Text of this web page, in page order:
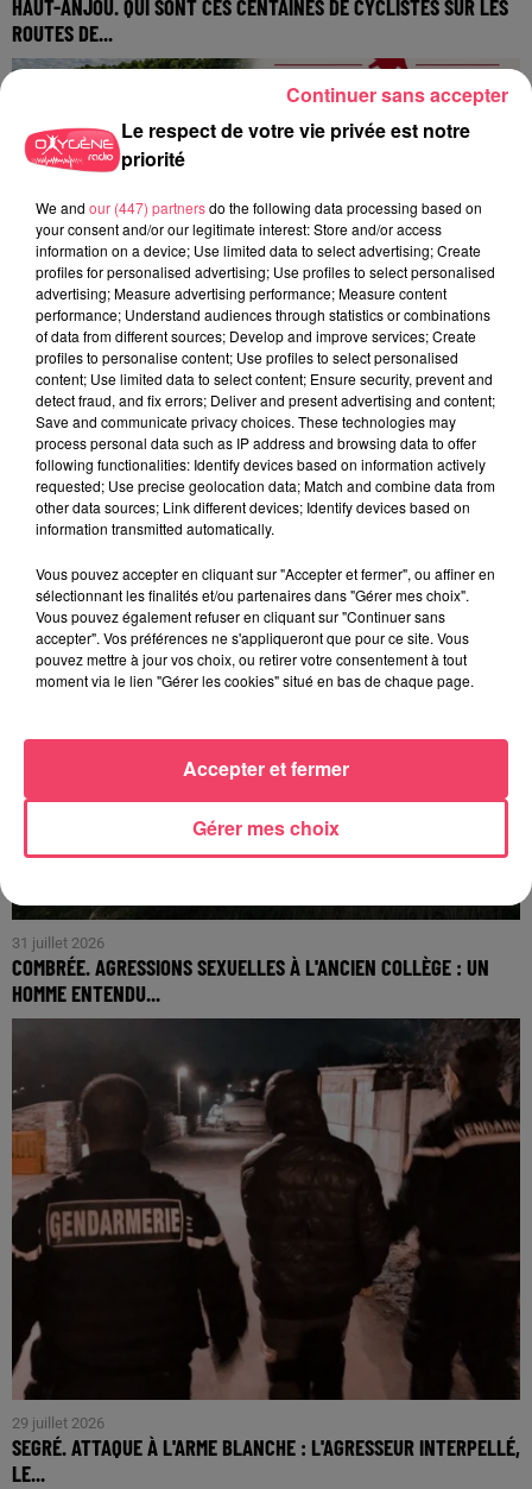
HAUT-ANJOU. QUI SONT CES CENTAINES DE CYCLISTES SUR LES
ROUTES DE...
1er août 2026
PODCAST : L’HIPPODROME DE ROCHEFORT-SUR-LOIRE PRÊT À
RETROUVER SON...
31 juillet 2026
COMBRÉE. AGRESSIONS SEXUELLES À L'ANCIEN COLLÈGE : UN
HOMME ENTENDU...
29 juillet 2026
SEGRÉ. ATTAQUE À L'ARME BLANCHE : L'AGRESSEUR INTERPELLÉ,
LE...
Le respect de votre vie privée est notre
priorité
We and our (447) partnersdo the following data processing based on
your consent and/or our legitimate interest: Store and/or access
information on a device; Use limited data to select advertising; Create
profiles for personalised advertising; Use profiles to select personalised
advertising; Measure advertising performance; Measure content
performance; Understand audiences through statistics or combinations
of data from different sources; Develop and improve services; Create
profiles to personalise content; Use profiles to select personalised
content; Use limited data to select content; Ensure security, prevent and
detect fraud, and fix errors; Deliver and present advertising and content;
Save and communicate privacy choices. These technologies may
process personal data such as IP address and browsing data to offer
following functionalities: Identify devices based on information actively
requested; Use precise geolocation data; Match and combine data from
other data sources; Link different devices; Identify devices based on
information transmitted automatically.
Vous pouvez accepter en cliquant sur "Accepter et fermer", ou affiner en
sélectionnant les finalités et/ou partenaires dans "Gérer mes choix".
Vous pouvez également refuser en cliquant sur "Continuer sans
accepter". Vos préférences ne s'appliqueront que pour ce site. Vous
pouvez mettre à jour vos choix, ou retirer votre consentement à tout
moment via le lien "Gérer les cookies" situé en bas de chaque page.
Gérer mes choix
Accepter et fermer
Continuer sans accepter